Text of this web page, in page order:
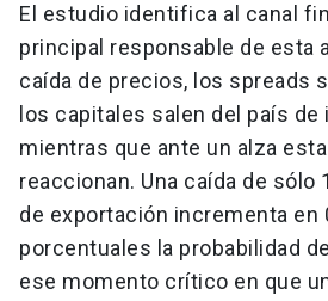
El estudio identifica al canal
principal responsable de esta
caída de precios, los spreads
los capitales salen del país de
mientras que ante un alza
reaccionan. Una caída de sólo
de exportación incrementa en
porcentuales la probabilidad
ese momento crítico en que